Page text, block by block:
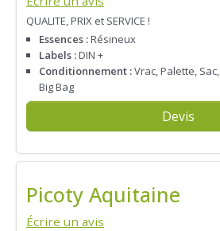
QUALITE, PRIX et SERVICE !
Essences :Résineux
Labels :DIN +
Conditionnement :Vrac, Palette, Sac,
Big Bag
Devis
Picoty Aquitaine
Écrire un avis